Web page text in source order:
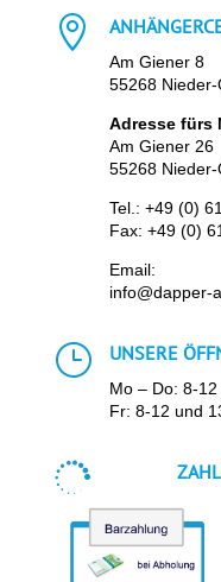

Am Giener 8
55268 Nieder-
Adresse fürs
Am Giener 26
55268 Nieder-
Tel.: +49 (0)
Fax: +49 (0)
Email:
info@dapper-
} UNSERE
Mo – Do: 8-
Fr: 8-12 und
